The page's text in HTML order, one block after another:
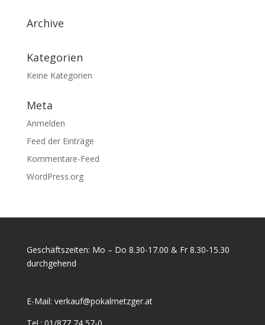
Archive
Kategorien
Keine Kategorien
Meta
Anmelden
Feed der Einträge
Kommentare-Feed
WordPress.org
Geschäftszeiten: Mo – Do 8.30-17.00 & Fr 8.30-15.30
durchgehend
E-Mail: verkauf@pokalmetzger.at